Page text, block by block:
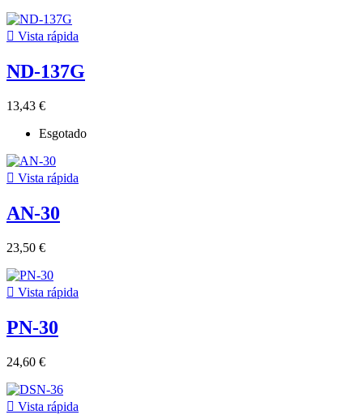
 Vista rápida
ND-137G
13,43 €
Esgotado
 Vista rápida
AN-30
23,50 €
 Vista rápida
PN-30
24,60 €
 Vista rápida